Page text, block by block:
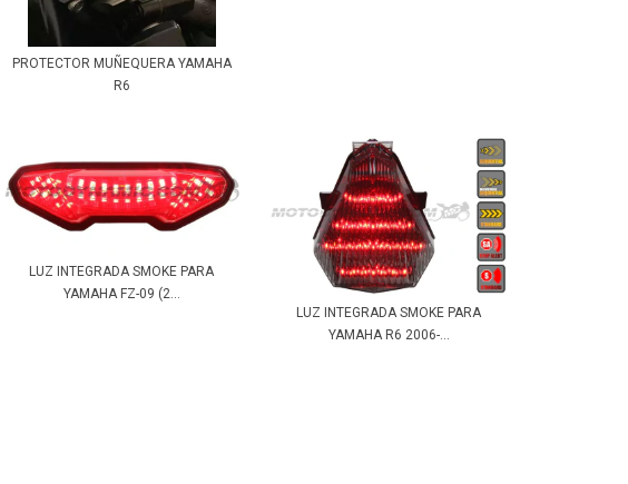
PROTECTOR MUÑEQUERA YAMAHA
R6
LUZ INTEGRADA SMOKE PARA
YAMAHA FZ-09 (2...
LUZ INTEGRADA SMOKE PARA
YAMAHA R6 2006-...